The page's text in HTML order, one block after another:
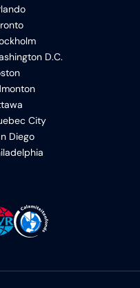
D.C.
City
Diego